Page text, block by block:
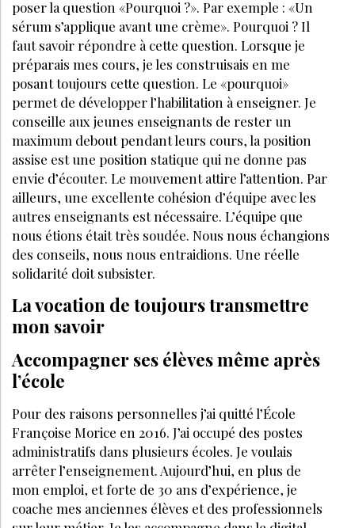
poser la question «Pourquoi ?». Par exemple : «Un
sérum s’applique avant une crème». Pourquoi ? Il
faut savoir répondre à cette question. Lorsque je
préparais mes cours, je les construisais en me
posant toujours cette question. Le «pourquoi»
permet de développer l’habilitation à enseigner. Je
conseille aux jeunes enseignants de rester un
maximum debout pendant leurs cours, la position
assise est une position statique qui ne donne pas
envie d’écouter. Le mouvement attire l’attention. Par
ailleurs, une excellente cohésion d’équipe avec les
autres enseignants est nécessaire. L’équipe que
nous étions était très soudée. Nous nous échangions
des conseils, nous nous entraidions. Une réelle
solidarité doit subsister.
La vocation de toujours transmettre
mon savoir
Accompagner ses élèves même après
l’école
Pour des raisons personnelles j’ai quitté l’École
Françoise Morice en 2016. J’ai occupé des postes
administratifs dans plusieurs écoles. Je voulais
arrêter l’enseignement. Aujourd’hui, en plus de
mon emploi, et forte de 30 ans d’expérience, je
coache mes anciennes élèves et des professionnels